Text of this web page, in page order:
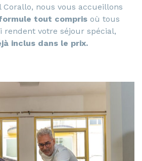
Corallo, nous vous accueillons
tout compris où tous
rendent votre séjour spécial,
inclus dans le prix.